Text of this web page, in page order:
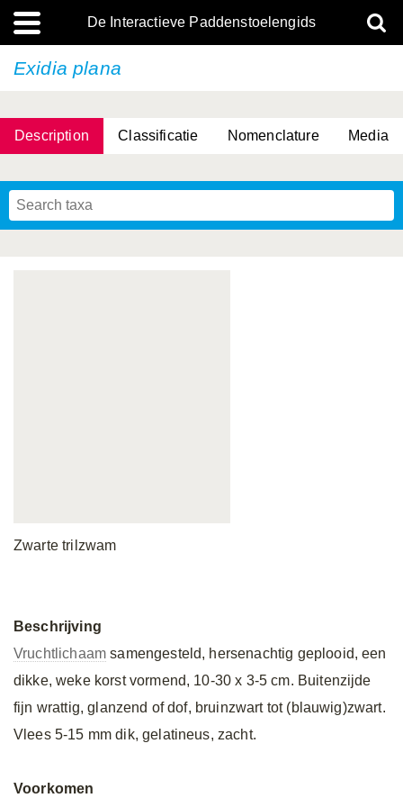
De Interactieve Paddenstoelengids
Exidia plana
Description Classificatie Nomenclature Media
Zwarte trilzwam
Beschrijving
Vruchtlichaam samengesteld, hersenachtig geplooid, een
dikke, weke korst vormend, 10-30 x 3-5 cm. Buitenzijde
fijn wrattig, glanzend of dof, bruinzwart tot (blauwig)zwart.
Vlees 5-15 mm dik, gelatineus, zacht.
Voorkomen